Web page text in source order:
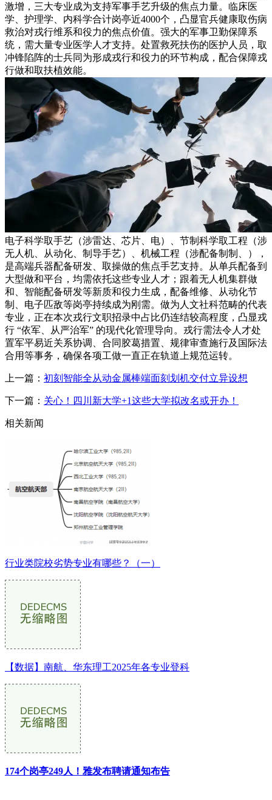
激增，三大专业成为支持军事手艺升级的焦点力量。临床医
学、护理学、内科学合计岗亭近4000个，凸显官兵健康取伤病
救治对戎行维系和役力的焦点价值。强大的军事卫勤保障系
统，需大量专业医学人才支持。处置救死扶伤的医护人员，取
冲锋陷阵的士兵同为形成戎行和役力的环节构成，配合保障戎
行做和取扶植效能。
电子科学取手艺（涉雷达、芯片、电）、节制科学取工程（涉
无人机、从动化、制导手艺）、机械工程（涉配备制制、），
是高端兵器配备研发、取操做的焦点手艺支持。从单兵配备到
大型做和平台，均需依托这些专业人才；跟着无人机集群做
和、智能配备研发等新质和役力生成，配备维修、从动化节
制、电子匹敌等岗亭持续成为刚需。做为人文社科范畴的代表
专业，正在本次戎行文职招录中占比仍连结较高程度，凸显戎
行 “依军、从严治军” 的现代化管理导向。戎行需法令人才处
置军平易近关系协调、合同胶葛措置、规律审查施行及国际法
合用等事务，确保各项工做一直正在轨道上规范运转。
上一篇： 初刻智能全从动金属棒端面刻划机交付立异设想
下一篇： 关心！四川新大学+1这些大学拟改名或开办！
相关新闻
行业类院校劣势专业有哪些？（一）
【数据】南航、华东理工2025年各专业登科
174个岗亭249人！雅发布聘请通知布告